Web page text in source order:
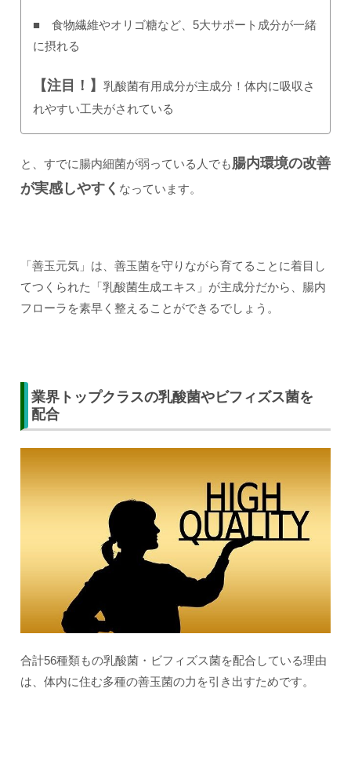
■ 食物繊維やオリゴ糖など、5大サポート成分が一緒
に摂れる
【注目！】 乳酸菌有用成分が主成分！体内に吸収さ
れやすい工夫がされている
と、すでに腸内細菌が弱っている人でも腸内環境の改善
が実感しやすく なっています。
「善玉元気」は、善玉菌を守りながら育てることに着目し
てつくられた「乳酸菌生成エキス」が主成分だから、腸内
フローラを素早く整えることができるでしょう。
業界トップクラスの乳酸菌やビフィズス菌を
配合
合計56種類もの乳酸菌・ビフィズス菌を配合している理由
は、体内に住む多種の善玉菌の力を引き出すためです。